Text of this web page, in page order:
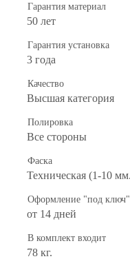
Гарантия материал
50 лет
Гарантия установка
3 года
Качество
Высшая категория
Полировка
Все стороны
Фаска
Техническая (1-10
Оформление "под ключ"
от 14 дней
В комплект входит
78 кг.